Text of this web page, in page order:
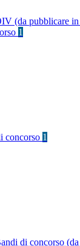
(da pubblicare in
1
concorso 1
di concorso